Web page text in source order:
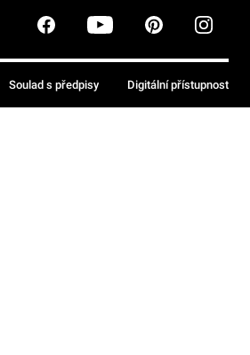
Soulad s předpisy Digitální přístupnost